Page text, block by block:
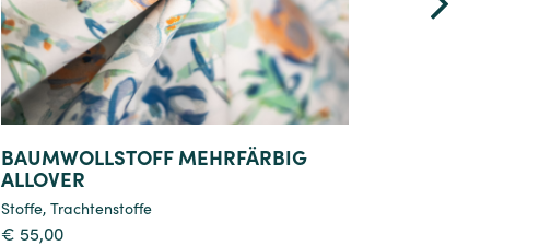
BAUMWOLLSTOFF MEHRFÄRBIG
ALLOVER
Stoffe, Trachtenstoffe
€ 55,00